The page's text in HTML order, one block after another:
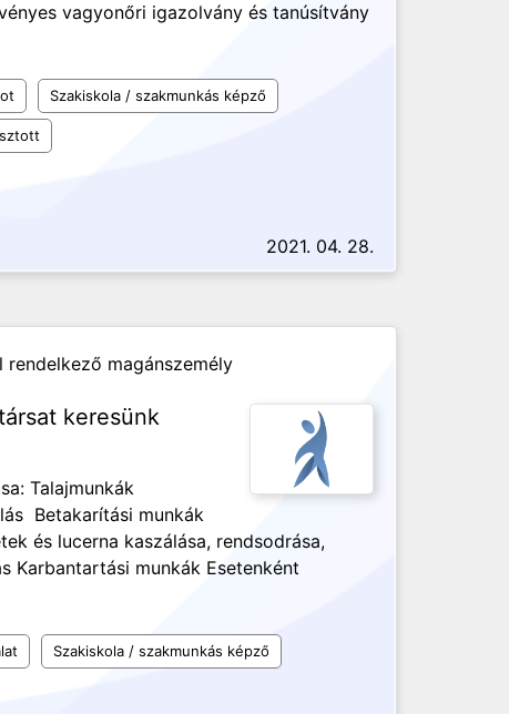
vagyonőri igazolvány és tanúsítvány
Szakiskola / szakmunkás képző
2021. 04. 28.
rendelkező magánszemély
keresünk
Talajmunkák
Betakarítási munkák
és lucerna kaszálása, rendsodrása,
Karbantartási munkák Esetenként
Szakiskola / szakmunkás képző